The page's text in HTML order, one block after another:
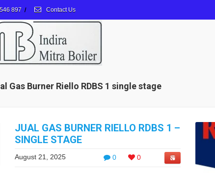
897 / Contact Us
Gas Burner Riello RDBS 1 single stage
JUAL GAS BURNER RIELLO RDBS 1 –
SINGLE STAGE
0 0
August 21, 2025